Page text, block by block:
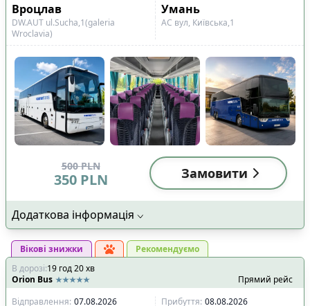
Вроцлав
Умань
DW.AUT ul.Sucha,1(galeria
Wroclavia)
АС вул, Київська,1
500 PLN
350 PLN Замовити
Додаткова інформація
Вікові знижки
Рекомендуємо
В дорозі:19 год20хв
Orion Bus
Прямий рейс
Відправлення: 07.08.2026 Прибуття: 08.08.2026